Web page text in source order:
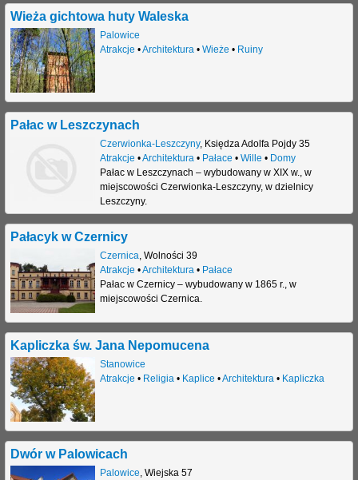
Wieża gichtowa huty Waleska
Palowice
Atrakcje •Architektura• Wieże • Ruiny
Pałac w Leszczynach
Czerwionka-Leszczyny, Księdza Adolfa Pojdy 35
Atrakcje •Architektura• Pałace • Wille • Domy
Pałac w Leszczynach – wybudowany w XIX w., w
miejscowości Czerwionka-Leszczyny, w dzielnicy
Leszczyny.
Pałacyk w Czernicy
Czernica, Wolności 39
Atrakcje •Architektura• Pałace
Pałac w Czernicy – wybudowany w 1865 r., w
miejscowości Czernica.
Kapliczka św. Jana Nepomucena
Stanowice
Atrakcje • Religia• Kaplice •Architektura• Kapliczka
Dwór w Palowicach
Palowice, Wiejska 57